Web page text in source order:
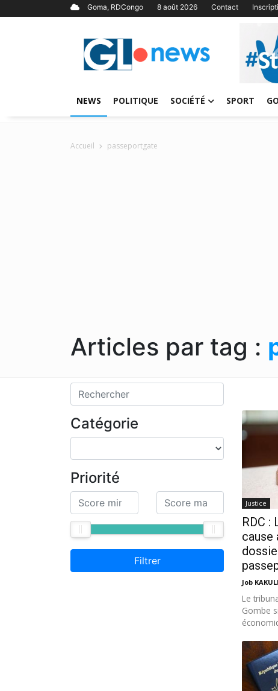
Goma, RDCongo 8 août 2026 Contact
NEWS POLITIQUE SOCIÉTÉ SPORT
Accueil passeportgate
Articles par tag :
Catégorie
Priorité
Filtrer
Justice
RDC :
cause
Job
Le
Gombe